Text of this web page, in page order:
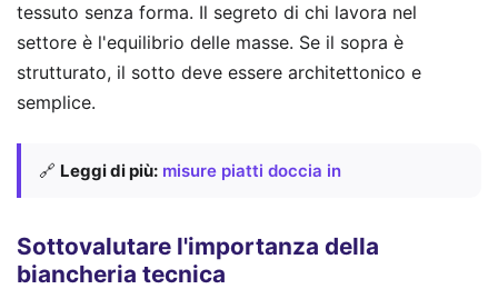
tessuto senza forma. Il segreto di chi lavora nel
settore è l'equilibrio delle masse. Se il sopra è
strutturato, il sotto deve essere architettonico e
semplice.
🔗 Leggi di più: misure piatti doccia in
Sottovalutare l'importanza della
biancheria tecnica